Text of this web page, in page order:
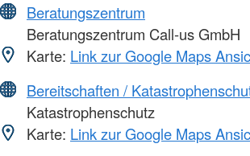
Beratungszentrum
Beratungszentrum Call-us GmbH
Karte: Link zur Google Maps
Bereitschaften /
Katastrophenschutz
Karte: Link zur Google Maps